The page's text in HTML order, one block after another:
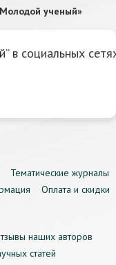
ученый»
в социальных
Тематические журналы
Оплата и скидки
наших авторов
статей